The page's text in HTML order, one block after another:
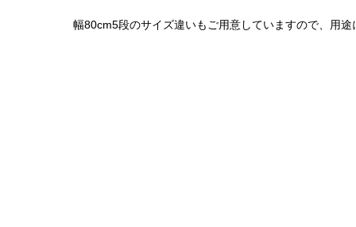
幅80cm5段のサイズ違いもご用意していますので、用